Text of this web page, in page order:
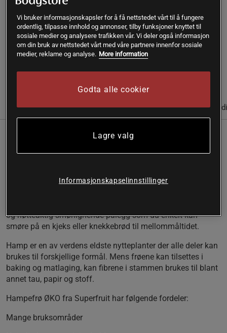
Hampefrø ØKO fra Superfruit er naturlig rik på protein og
kostfiber passer perfekt til å drysse over salaten eller å
blande inn i müslien. Hamp har blitt brukt i over 6000 år for
sine gode egenskaper og er en av verdens eldste
nytteplanter.
Les mer
Informasjon Anmeldelser(6) Næringsinformasjon &
enkelt å drysse over både salater og ha i yoghurten, men
og nøtteaktig smørlignende pålegg som du enkelt kan
smøre på en kjeks eller knekkebrød til mellommåltidet.
Hamp er en av verdens eldste nytteplanter der alle deler kan
brukes til forskjellige formål. Mens frøene kan tilsettes i
baking og matlaging, kan fibrene i stammen brukes til blant
annet tau, papir og stoff.
Hampefrø ØKO fra Superfruit har følgende fordeler:
Mange bruksområder
Vi bruker informasjonskapsler for å få nettstedet vårt til å fungere
ordentlig, tilpasse innhold og annonser, tilby funksjoner knyttet til
sosiale medier og analysere trafikken vår. Vi deler også informasjon
om din bruk av nettstedet vårt med våre partnere innenfor sosiale
medier, reklame og analyse. More information
Godta alle cookier
Lagre valg
Informasjonskapselinnstillinger